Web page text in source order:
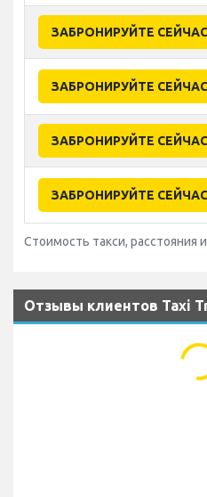
ЗАБРОНИРУЙТЕ СЕЙЧАС
ЗАБРОНИРУЙТЕ СЕЙЧАС
ЗАБРОНИРУЙТЕ СЕЙЧАС
ЗАБРОНИРУЙТЕ СЕЙЧАС
Стоимость такси, расстояния
Отзывы клиентов Taxi